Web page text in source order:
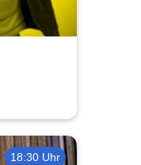
18:30 Uhr